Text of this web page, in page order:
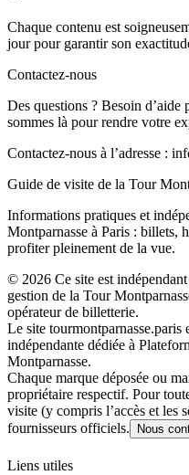
Chaque contenu est
jour pour garantir son
Contactez-nous
Des questions ? Besoin
sommes là pour rendre votre
Contactez-nous à l’adresse :
Guide de visite de la Tour
Informations pratiques et
Montparnasse à Paris : billets,
profiter pleinement de la vue.
© 2026 Ce site est
gestion de la Tour
opérateur de billetterie.
Le site tourmontparnasse.paris
indépendante dédiée à
Montparnasse.
Chaque marque déposée ou
propriétaire respectif. Pour
visite (y compris l’accès et les
fournisseurs officiels.
Nous
Liens utiles